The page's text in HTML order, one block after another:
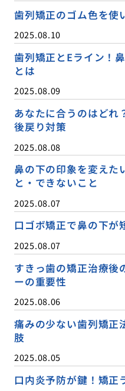
歯列矯正のゴム色を使
2025.08.10
歯列矯正とEライン！
とは
2025.08.09
あなたに合うのはどれ
後戻り対策
2025.08.08
鼻の下の印象を変えた
と・できないこと
2025.08.07
口ゴボ矯正で鼻の下が
2025.08.07
すきっ歯の矯正治療後
ーの重要性
2025.08.06
痛みの少ない歯列矯正
肢
2025.08.05
口内炎予防が鍵！矯正